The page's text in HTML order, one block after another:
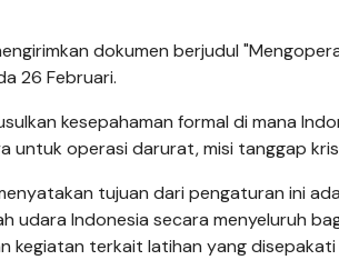
dokumen berjudul
26 Februari.
kesepahaman formal di mana
untuk operasi darurat, misi tanggap
tujuan dari pengaturan ini
udara Indonesia secara menyeluruh
kegiatan terkait latihan yang disepakati